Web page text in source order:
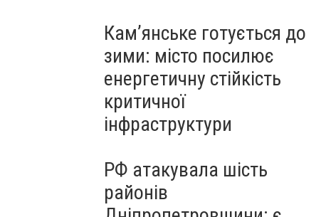
Кам’янське готується до
зими: місто посилює
енергетичну стійкість
критичної
інфраструктури
РФ атакувала шість
районів